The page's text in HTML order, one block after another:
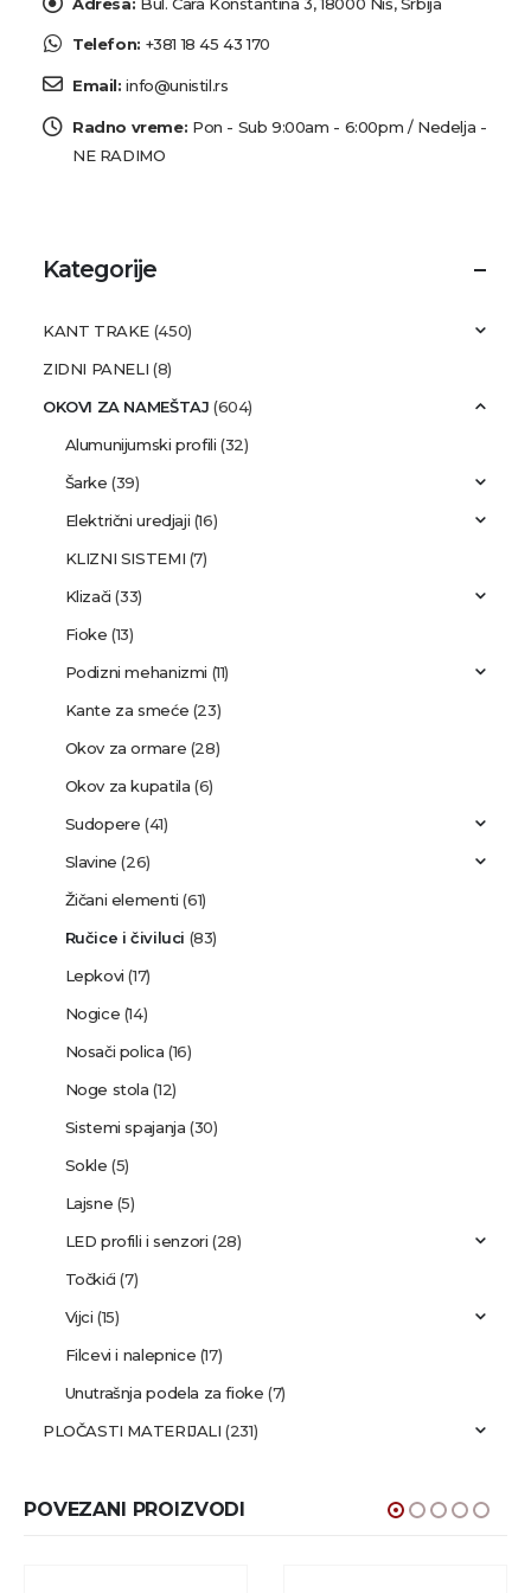
Adresa: Bul. Cara Konstantina 3, 18000 Niš, Srbija
Telefon: +381 18 45 43 170
Email: info@unistil.rs
Radno vreme: Pon - Sub 9:00am - 6:00pm / Nedelja -
NE RADIMO
Kategorije
KANT TRAKE (450)
ZIDNI PANELI (8)
OKOVI ZA NAMEŠTAJ (604)
Alumunijumski profili (32)
Šarke (39)
Električni uredjaji (16)
KLIZNI SISTEMI (7)
Klizači (33)
Fioke (13)
Podizni mehanizmi (11)
Kante za smeće (23)
Okov za ormare (28)
Okov za kupatila (6)
Sudopere (41)
Slavine (26)
Žičani elementi (61)
Ručice i čiviluci (83)
Lepkovi (17)
Nogice (14)
Nosači polica (16)
Noge stola (12)
Sistemi spajanja (30)
Sokle (5)
Lajsne (5)
LED profili i senzori (28)
Točkići (7)
Vijci (15)
Filcevi i nalepnice (17)
Unutrašnja podela za fioke (7)
PLOČASTI MATERIJALI (231)
POVEZANI PROIZVODI